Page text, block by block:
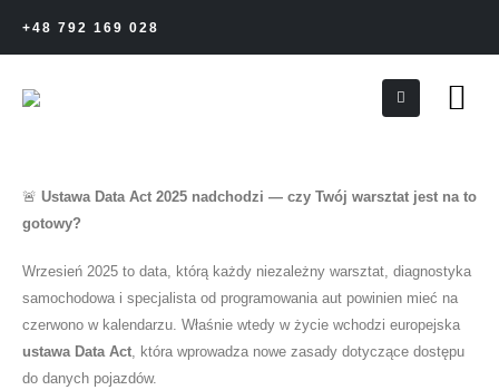
+48 792 169 028
🚨 Ustawa Data Act 2025 nadchodzi — czy Twój warsztat jest na to
gotowy?
Wrzesień 2025 to data, którą każdy niezależny warsztat, diagnostyka
samochodowa i specjalista od programowania aut powinien mieć na
czerwono w kalendarzu. Właśnie wtedy w życie wchodzi europejska
ustawa Data Act , która wprowadza nowe zasady dotyczące dostępu
do danych pojazdów.